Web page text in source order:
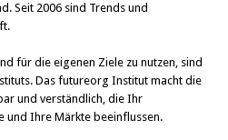
Seit 2006 sind Trends und
für die eigenen Ziele zu nutzen, sind
Das futureorg Institut macht die
und verständlich, die Ihr
und Ihre Märkte beeinflussen.